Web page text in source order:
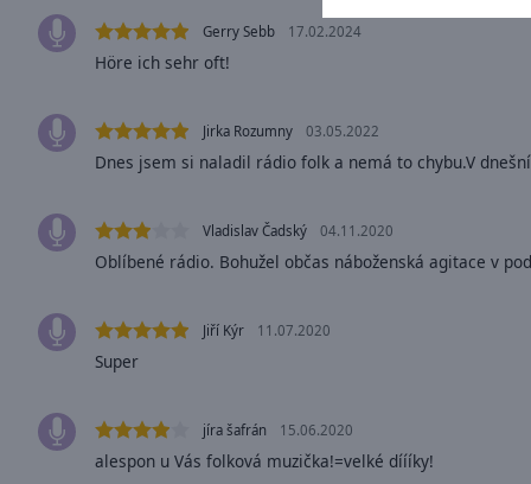
Opacity
Background
Opacity
Caption
Area
Background
Gerry Sebb 17.02.2024
Höre ich sehr oft!
Jirka Rozumny 03.05.2022
Dnes jsem si naladil rádio folk a nemá to chybu.V
Vladislav Čadský 04.11.2020
Oblíbené rádio. Bohužel občas náboženská agitace v
Jiří Kýr 11.07.2020
Super
jíra šafrán 15.06.2020
alespon u Vás folková muzička!=velké díííky!